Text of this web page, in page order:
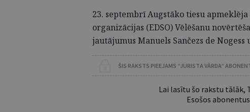
23. septembrī Augstāko tiesu
organizācijas (EDSO) Vēlēšanu
jautājumus Manuels Sančezs de Nogess
ŠIS RAKSTS PIEEJAMS “JURISTA VĀRDA”
Lai lasītu šo rakstu tālāk,
Esošos